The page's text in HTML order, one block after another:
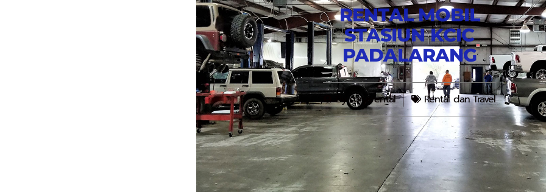
RENTAL MOBIL
STASIUN KCIC
PADALARANG
Bysuryarental Rental dan Travel